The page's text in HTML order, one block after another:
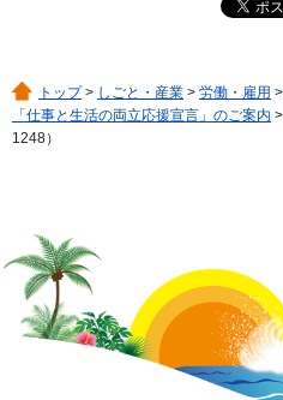
トップ> しごと・産業 > 労働・雇用 >
「仕事と生活の両立応援宣言」のご案内 >
1248）